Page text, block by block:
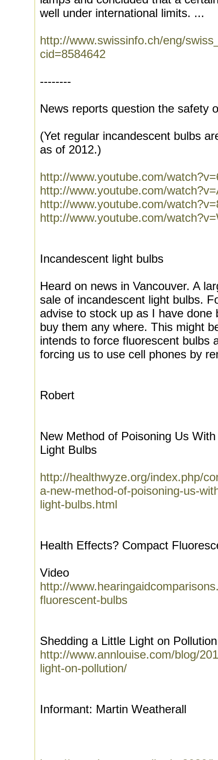
well under international limits. ...
http://www.swissinfo.ch/eng/
cid=8584642
--------
News reports question the safety
(Yet regular incandescent bulbs
as of 2012.)
http://www.youtube.com/
http://www.youtube.com/
http://www.youtube.com/
http://www.youtube.com/
Incandescent light bulbs
Heard on news in Vancouver. A
sale of incandescent light bulbs.
advise to stock up as I have done
buy them any where. This might
intends to force fluorescent bulbs
forcing us to use cell phones by
Robert
New Method of Poisoning Us
Light Bulbs
http://healthwyze.org/index.php/
a-new-method-of-poisoning-us-
light-bulbs.html
Health Effects? Compact
Video
http://
fluorescent-bulbs
Shedding a Little Light on Pollution
http://www.annlouise.com/blog/
light-on-pollution/
Informant: Martin Weatherall